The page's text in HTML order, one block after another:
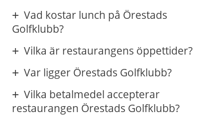
Vad kostar lunch på Örestads
Golfklubb?
Vilka är restaurangens öppettider?
Var ligger Örestads Golfklubb?
Vilka betalmedel accepterar
restaurangen Örestads Golfklubb?